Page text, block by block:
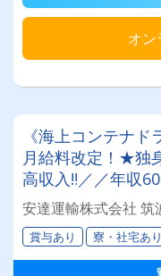
オン
《海上コンテナ
月給料改定！★独
高収入‼／／年収
ます！【賞与年3
みで積み降ろし一
敷地面積を誇る規
群！
安達運輸株式会社 筑
賞与あり 寮・社宅あり